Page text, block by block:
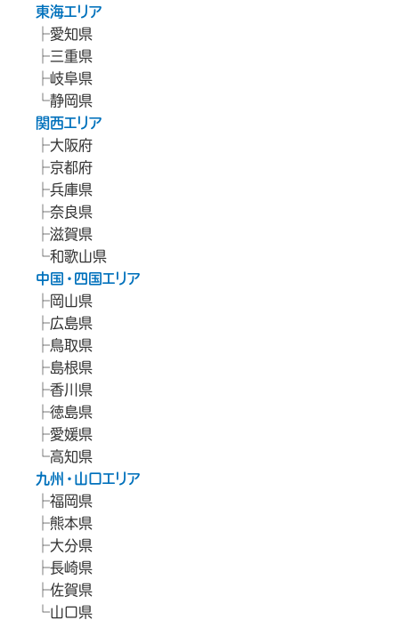
東海エリア
愛知県
三重県
岐阜県
静岡県
関西エリア
大阪府
京都府
兵庫県
奈良県
滋賀県
和歌山県
中国・四国エリア
岡山県
広島県
鳥取県
島根県
香川県
徳島県
愛媛県
高知県
九州・山口エリア
福岡県
熊本県
大分県
長崎県
佐賀県
山口県